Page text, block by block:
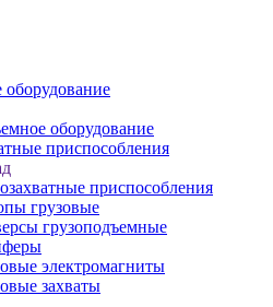
оборудование
оборудование
приспособления
приспособления
грузовые
грузоподъемные
электромагниты
захваты